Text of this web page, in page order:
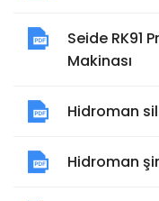
Seide RK91
Makinası
Hidroman
Hidroman